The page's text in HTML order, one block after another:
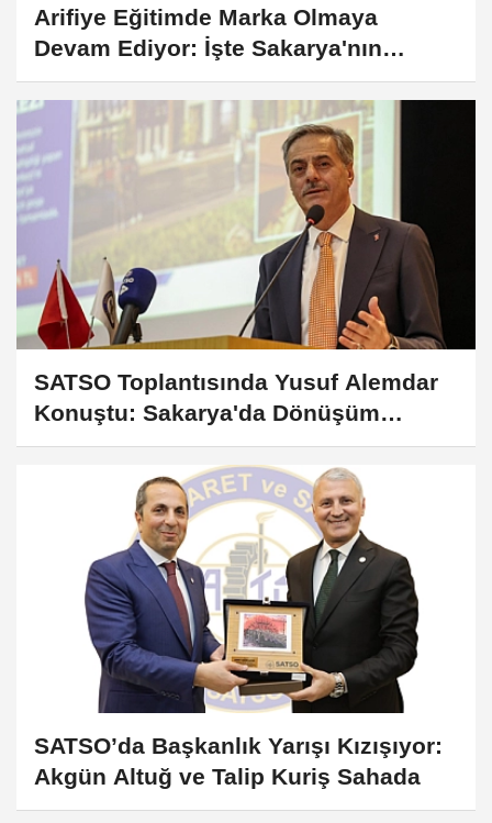
Arifiye Eğitimde Marka Olmaya
Devam Ediyor: İşte Sakarya'nın
Şampiyonu!
SATSO Toplantısında Yusuf Alemdar
Konuştu: Sakarya'da Dönüşüm
Başlıyor!
SATSO’da Başkanlık Yarışı Kızışıyor:
Akgün Altuğ ve Talip Kuriş Sahada